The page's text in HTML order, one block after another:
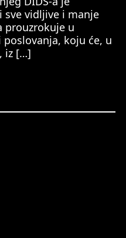
vidljive i manje
prouzrokuje u
koju će, u
iz […]